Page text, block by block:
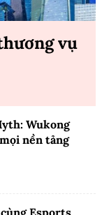
vụ
Wukong
nền tảng
Esports